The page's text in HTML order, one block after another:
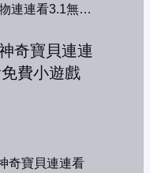
寵物連連看3.1無敵版
奇寶貝連連看